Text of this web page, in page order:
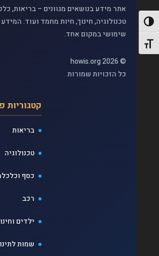
הפעל/כבה ניגודיות גבוהה
מתג גודל גופן
אתר מידע בנושאים מגוונים – בריאות,
טכנולוגיה, חינוך, חיות מחמד ועוד.
שימושי במקום אחד.
© 2026 howis.org
כל הזכויות שמורות
קטגוריות
בריאות
טכנולוגיה
כסף
רכב
ילדים
שמות